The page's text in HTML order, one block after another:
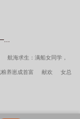
航海求生：满船女同学，
养崽成首富 献欢 女总